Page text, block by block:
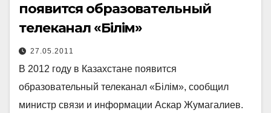
появится образовательный
телеканал «Бiлiм»
27.05.2011
В 2012 году в Казахстане появится
образовательный телеканал «Бiлiм», сообщил
министр связи и информации Аскар Жумагалиев.